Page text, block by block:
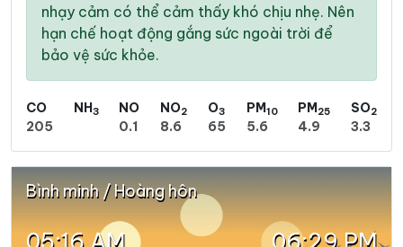
nhạy cảm có thể cảm thấy khó chịu nhẹ. Nên
hạn chế hoạt động gắng sức ngoài trời để
bảo vệ sức khỏe.
CO
205
NH3
NO
0.1
NO2
8.6
O3
65
PM10
5.6
PM25
4.9
SO2
3.3
Bình minh / Hoàng hôn